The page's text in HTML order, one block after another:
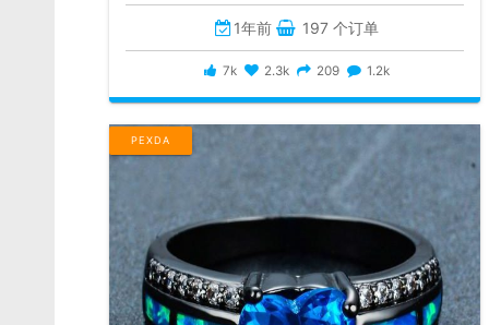
1年前 197 个订单
7k 2.3k 209 1.2k
PEXDA